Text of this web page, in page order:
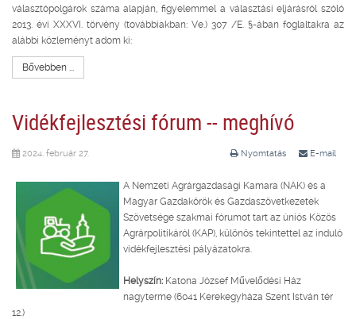
választópolgárok száma alapján, figyelemmel a választási eljárásról szóló
2013. évi XXXVI. törvény (továbbiakban: Ve.) 307 /E. §-ában foglaltakra az
alábbi közleményt adom ki:
Bővebben ...
Vidékfejlesztési fórum -- meghívó
Nyomtatás E-mail
2024. február 27.
A Nemzeti Agrárgazdasági Kamara (NAK) és a
Magyar Gazdakörök és Gazdaszövetkezetek
Szövetsége szakmai fórumot tart az úniós Közös
Agrárpolitikáról (KAP), különös tekintettel az induló
vidékfejlesztési pályázatokra.
Helyszín: Katona József Művelődési Ház
nagyterme (6041 Kerekegyháza Szent István tér
12.)